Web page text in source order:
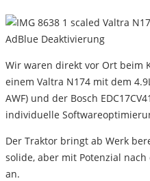
Valtra
AdBlue Deaktivierung
Wir waren direkt vor Ort beim
einem Valtra N174 mit dem
AWF) und der Bosch
individuelle
Der Traktor bringt ab Werk
solide, aber mit Potenzial
an.